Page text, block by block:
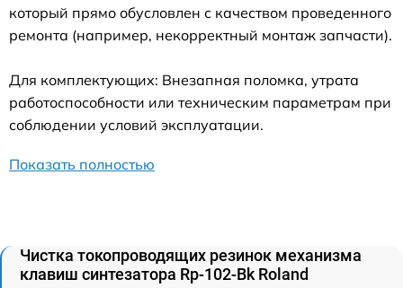
который прямо обусловлен с качеством проведенного
ремонта (например, некорректный монтаж запчасти).
Для комплектующих: Внезапная поломка, утрата
работоспособности или техническим параметрам при
соблюдении условий эксплуатации.
Показать полностью
Чистка токопроводящих резинок механизма
клавиш синтезатора Rp-102-Bk Roland